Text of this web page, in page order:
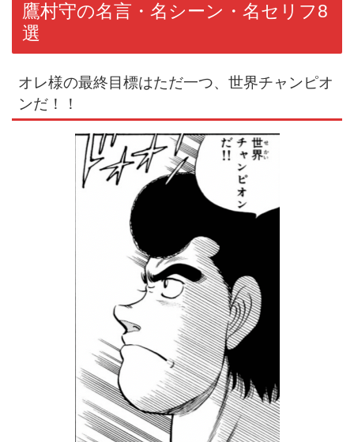
鷹村守の名言・名シーン・名セリフ8
選
オレ様の最終目標はただ一つ、世界チャンピオ
ンだ！！